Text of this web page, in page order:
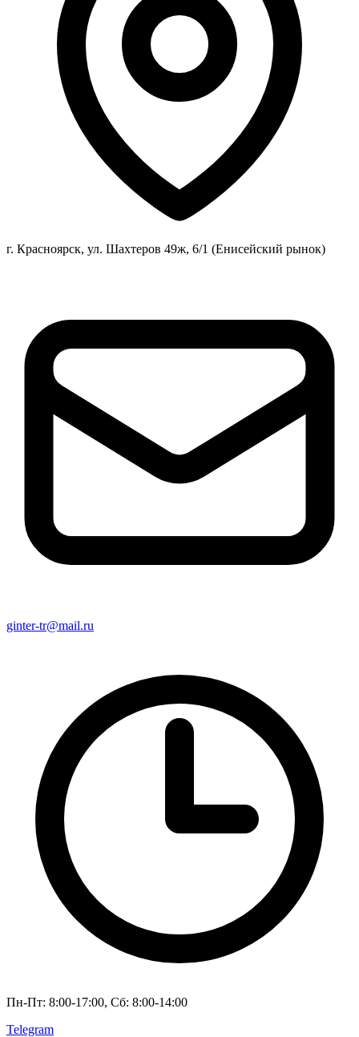
г. Красноярск, ул. Шахтеров 49ж, 6/1 (Енисейский рынок)
ginter-tr@mail.ru
Пн-Пт: 8:00-17:00, Сб: 8:00-14:00
Telegram